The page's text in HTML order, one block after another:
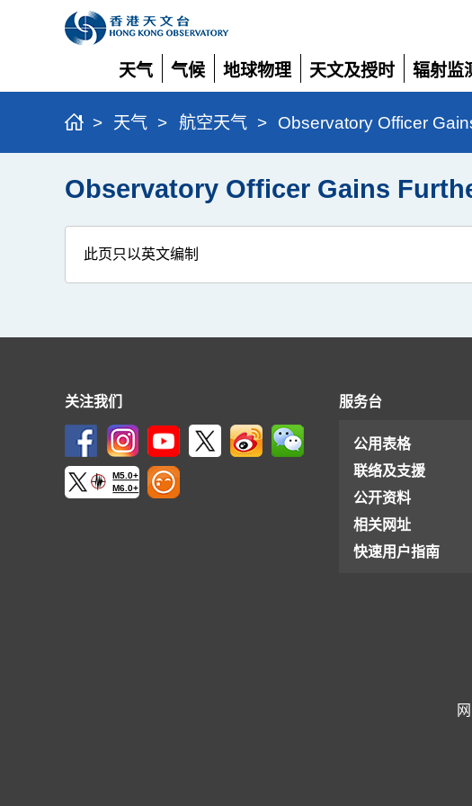
天气
展
开
气候
展
开
地球物理
展
开
天文及授时
展
开
辐射监
展
开
> 天气 > 航空天气 > Observatory Officer
Observatory Officer Gains
此页只以英文编制
关注我们
M5.0+
M6.0+
服务台
公用表格
联络及支援
公开资料
相关网址
快速用户指南